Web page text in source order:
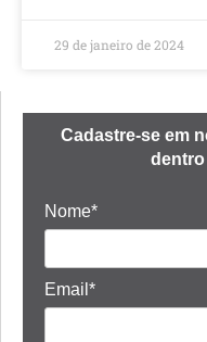
29 de janeiro de 2024
Cadastre-se em
Nome*
Email*